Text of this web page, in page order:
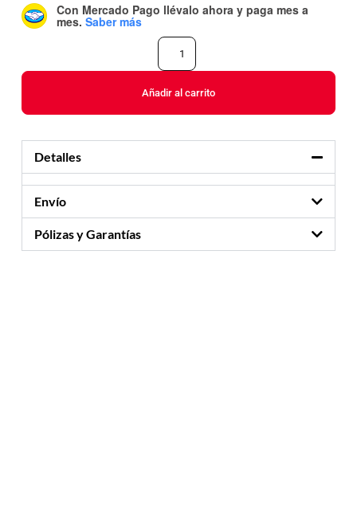
Con Mercado Pago llévalo ahora y paga mes a
mes. Saber más
Añadir al carrito
Detalles
Envío
Pólizas y Garantías